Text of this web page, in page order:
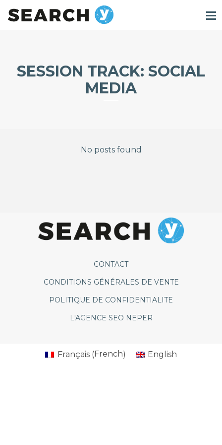
SESSION TRACK: SOCIAL
MEDIA
No posts found
CONTACT
CONDITIONS GÉNÉRALES DE VENTE
POLITIQUE DE CONFIDENTIALITE
L'AGENCE SEO NEPER
Français(French) English